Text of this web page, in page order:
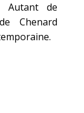
Autant de
Chenard